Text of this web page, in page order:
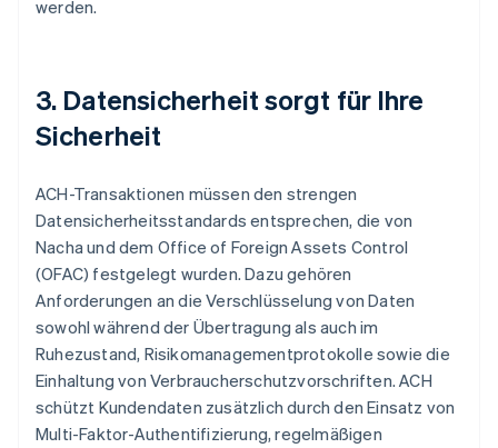
werden.
3. Datensicherheit sorgt für Ihre
Sicherheit
ACH-Transaktionen müssen den strengen
Datensicherheitsstandards entsprechen, die von
Nacha und dem Office of Foreign Assets Control
(OFAC) festgelegt wurden. Dazu gehören
Anforderungen an die Verschlüsselung von Daten
sowohl während der Übertragung als auch im
Ruhezustand, Risikomanagementprotokolle sowie die
Einhaltung von Verbraucherschutzvorschriften. ACH
schützt Kundendaten zusätzlich durch den Einsatz von
Multi-Faktor-Authentifizierung, regelmäßigen